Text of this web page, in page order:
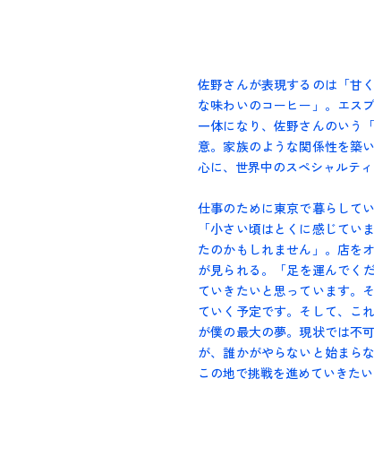
佐野さんが表現するのは「甘
な味わいのコーヒー」。エス
一体になり、佐野さんのいう
意。家族のような関係性を築
心に、世界中のスペシャルテ
仕事のために東京で暮らして
「小さい頃はとくに感じて
たのかもしれません」。店を
が見られる。「足を運んでく
ていきたいと思っています。
ていく予定です。そして、こ
が僕の最大の夢。現状では不
が、誰かがやらないと始まら
この地で挑戦を進めていきたい